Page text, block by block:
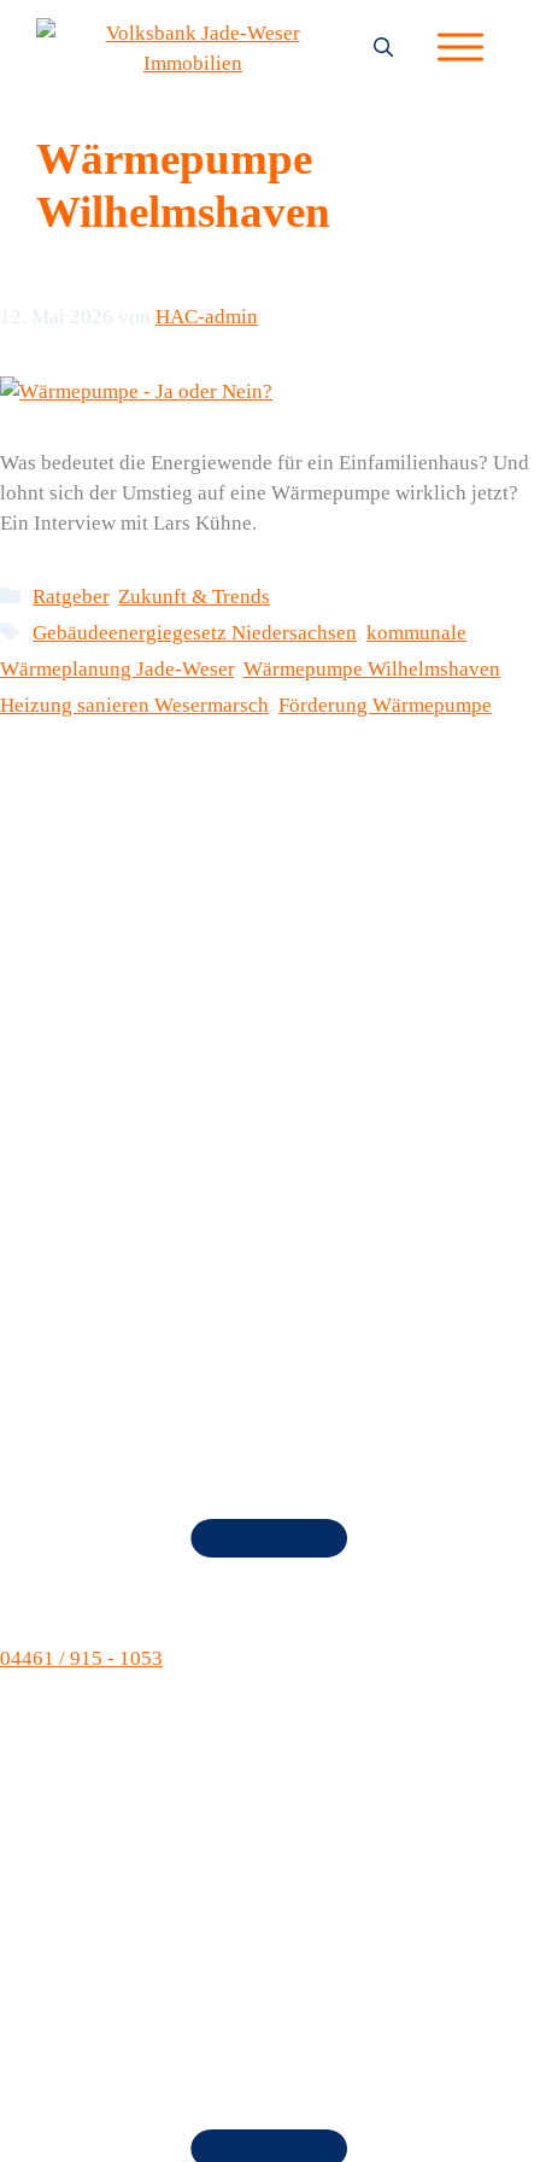
Zum
Inhalt
Wärmepumpe
Wilhelmshaven
12. Mai 2026 von HAC-admin
Was bedeutet die Energiewende für ein Einfamilienhaus? Und
lohnt sich der Umstieg auf eine Wärmepumpe wirklich jetzt?
Ein Interview mit Lars Kühne.
Kategorien
Ratgeber,Zukunft & Trends
Schlagwörter
Gebäudeenergiegesetz Niedersachsen,kommunale
Wärmeplanung Jade-Weser, Wärmepumpe Wilhelmshaven,
Heizung sanieren Wesermarsch, Förderung Wärmepumpe
04461 / 915 - 1053